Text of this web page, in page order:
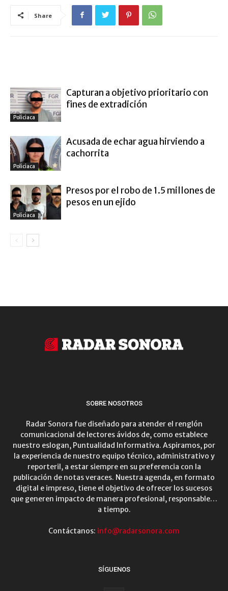
Share
Policiaca
Capturan a objetivo prioritario con
fines de extradición
Policiaca
Acusada de echar agua hirviendo a
cachorrita
Policiaca
Presos por el robo de 1.5 millones de
pesos en un ejido
SOBRE NOSOTROS
Radar Sonora fue diseñado para atender el renglón
comunicacional de lectores ávidos de, como establece
nuestro eslogan, Puntualidad Informativa. Aspiramos, por
la experiencia de nuestro equipo técnico, administrativo y
reporteril, a estar siempre en su preferencia con la
publicación de notas veraces. Nuestra agenda, en formato
digital e impreso, tiene el objetivo de ofrecer los sucesos
que generen impacto de manera profesional, responsable…
a tiempo.
Contáctanos: info@radarsonora.com
SÍGUENOS